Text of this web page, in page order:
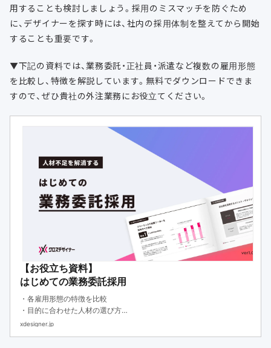
用することも検討しましょう。採用のミスマッチを防ぐため
に、デザイナーを探す時には、社内の採用体制を整えてから開始
することも重要です。
▼下記の資料では、業務委託・正社員・派遣など複数の雇用形態
を比較し、特徴を解説しています。無料でダウンロードできま
すので、ぜひ貴社の外注業務にお役立てください。
【お役立ち資料】
はじめての業務委託採用
・各雇用形態の特徴を比較
・目的に合わせた人材の選び方
・フリーランスや副業人材を活用するメリット
xdesigner.jp